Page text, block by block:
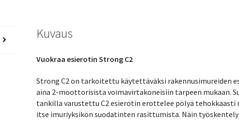
Kuvaus
Vuokraa esierotin Strong C2
Strong C2 on tarkoitettu käytettäväksi rakennusimureiden
aina 2-moottorisista voimavirtakoneisiin tarpeen mukaan.
tankilla varustettu C2 esierotin erottelee pölyä tehokkaasti
itse imuriyksikön suodatinten rasittumista. Näin